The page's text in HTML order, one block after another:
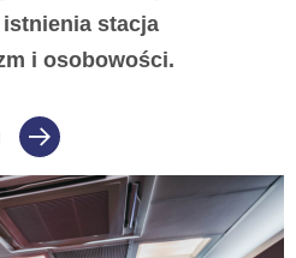
stacja
i osobowości.